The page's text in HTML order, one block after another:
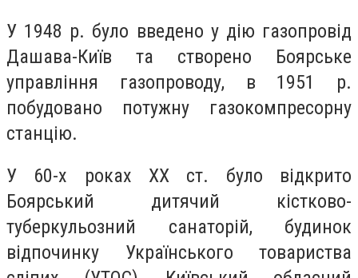
У 1948 р. було введено у дію газопровід
Дашава-Київ та створено Боярське
управління газопроводу, в 1951 р.
побудовано потужну газокомпресорну
станцію.
У 60-х роках ХХ ст. було відкрито
Боярський дитячий кістково-
туберкульозний санаторій, будинок
відпочинку Українського товариства